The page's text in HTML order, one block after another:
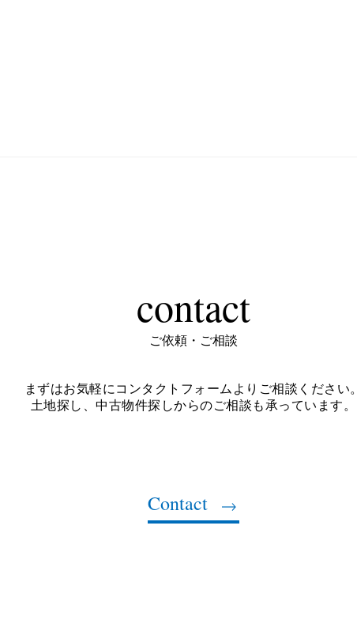
contact
ご依頼・ご相談
まずはお気軽にコンタクトフォームよりご相談ください。
土地探し、中古物件探しからのご相談も承っています。
Contact